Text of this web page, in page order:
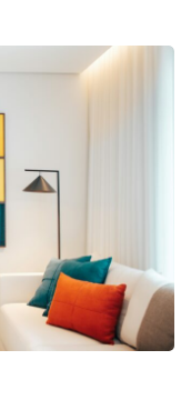
Tanpa